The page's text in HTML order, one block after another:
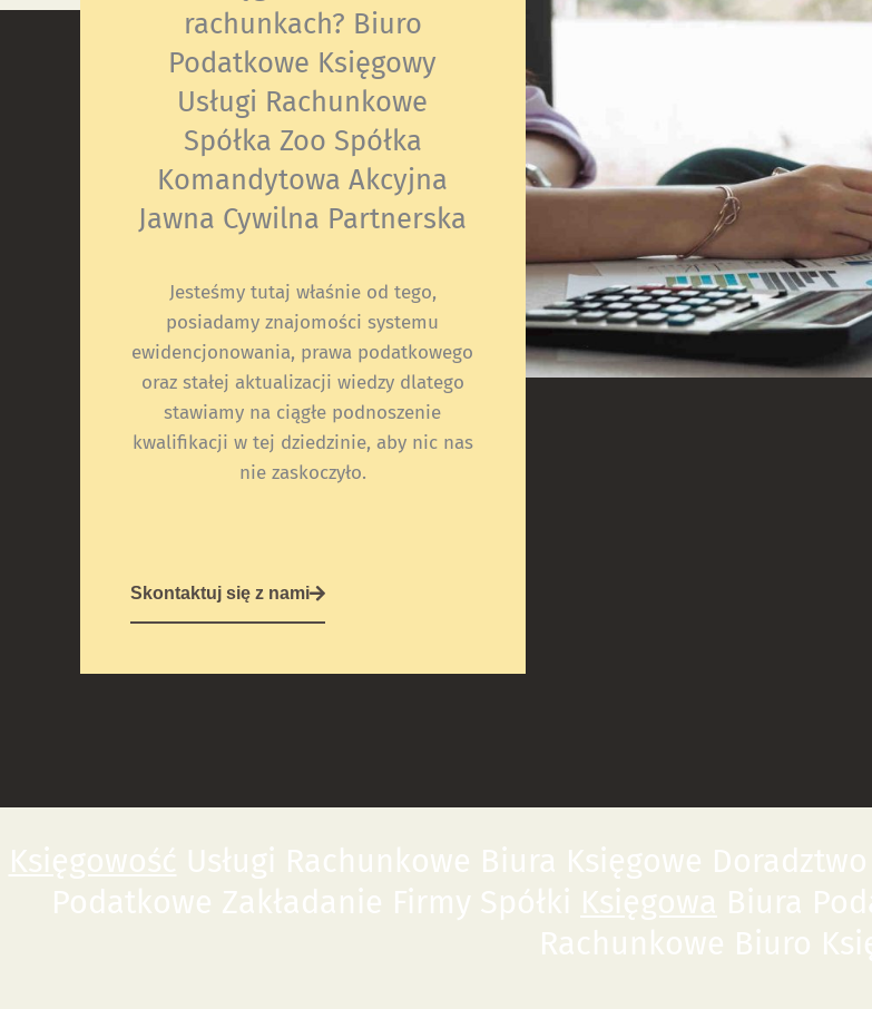
rachunkach? Biuro
Podatkowe Księgowy
Usługi Rachunkowe
Spółka Zoo Spółka
Komandytowa Akcyjna
Jawna Cywilna Partnerska
Jesteśmy tutaj właśnie od tego,
posiadamy znajomości systemu
ewidencjonowania, prawa podatkowego
oraz stałej aktualizacji wiedzy dlatego
stawiamy na ciągłe podnoszenie
kwalifikacji w tej dziedzinie, aby nic nas
nie zaskoczyło.
Skontaktuj się z nami
Księgowość Usługi Rachunkowe Biura Księgowe
Podatkowe Zakładanie Firmy Spółki Księgowa Biura
Rachunkowe Biuro